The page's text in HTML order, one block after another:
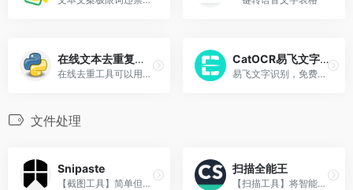
在线文本去重复工具
在线去重工具可以用于去除列表中的重复项，将列表内容放入文本框内，每行一条，点击去重按钮，可以得到无重复数据的列表。
CatOCR易飞文字识别
易飞文字识别，免费在线批量图片文字识别，支持中文、中文繁体、英语、韩语、日语等多种语言的高效准确识别
文件处理
Snipaste
【截图工具】简单但强大的截图工具,也可以让你将截图贴回到屏幕上。
扫描全能王
【扫描工具】将智能手机变成随身携带的扫描仪。方便快捷地记